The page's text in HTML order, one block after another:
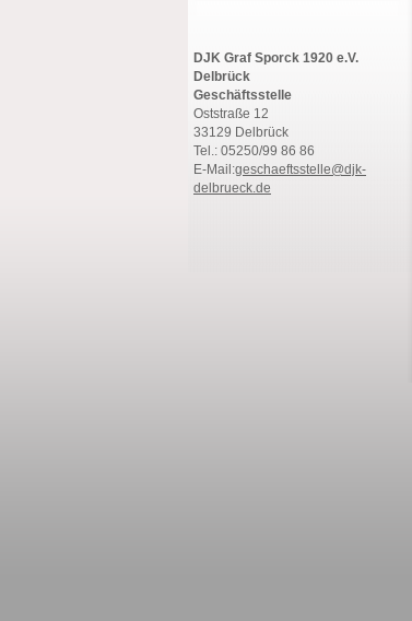
DJK Graf Sporck 1920 e.V.
Delbrück
Geschäftsstelle
Oststraße 12
33129 Delbrück
Tel.: 05250/99 86 86
E-Mail:geschaeftsstelle@djk-
delbrueck.de